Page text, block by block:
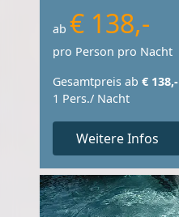
ab € 138,-
pro Person pro Nacht
Gesamtpreis ab € 138,-
1 Pers./ Nacht
Weitere Infos